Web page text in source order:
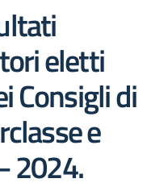
eletti
Consigli di
e
2024.